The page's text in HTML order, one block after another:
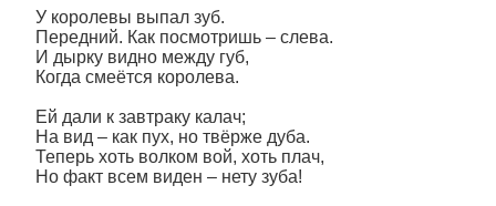
У королевы выпал зуб.
Передний. Как посмотришь – слева.
И дырку видно между губ,
Когда смеётся королева.
Ей дали к завтраку калач;
На вид – как пух, но твёрже дуба.
Теперь хоть волком вой, хоть плач,
Но факт всем виден – нету зуба!